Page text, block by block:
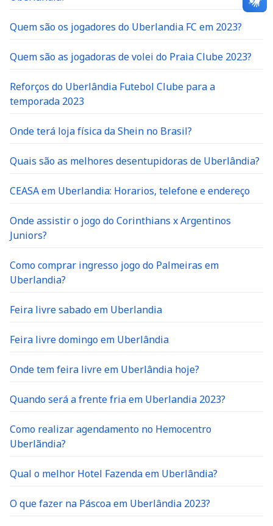
Quem são os jogadores do Uberlandia FC em 2023?
Quem são as jogadoras de volei do Praia Clube 2023?
Reforços do Uberlândia Futebol Clube para a
temporada 2023
Onde terá loja física da Shein no Brasil?
Quais são as melhores desentupidoras de Uberlândia?
CEASA em Uberlandia: Horarios, telefone e endereço
Onde assistir o jogo do Corinthians x Argentinos
Juniors?
Como comprar ingresso jogo do Palmeiras em
Uberlandia?
Feira livre sabado em Uberlandia
Feira livre domingo em Uberlândia
Onde tem feira livre em Uberlândia hoje?
Quando será a frente fria em Uberlandia 2023?
Como realizar agendamento no Hemocentro
Uberlãndia?
Qual o melhor Hotel Fazenda em Uberlândia?
O que fazer na Páscoa em Uberlândia 2023?